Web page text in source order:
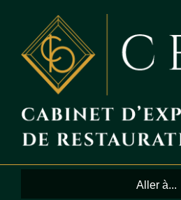
contenu
Aller à...